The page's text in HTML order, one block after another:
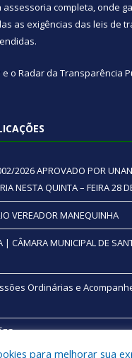
assessoria completa, onde
as exigências das leis de
e o Radar da Transparência
2026 APROVADO POR
NESTA QUINTA – FEIRA 28
VEREADOR MANEQUINHA
| CÂMARA MUNICIPAL DE
Ordinárias e
para melhorar sua